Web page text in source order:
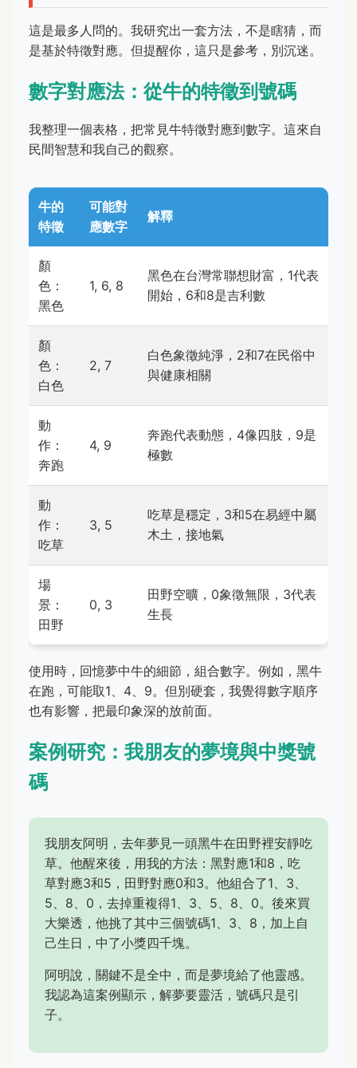
這是最多人問的。我研究出一套方法，不是瞎猜，而
是基於特徵對應。但提醒你，這只是參考，別沉迷。
數字對應法：從牛的特徵到號碼
我整理一個表格，把常見牛特徵對應到數字。這來自
民間智慧和我自己的觀察。
牛的
特徵
可能對
應數字
解釋
顏
色：
黑色
1, 6, 8
黑色在台灣常聯想財富，1代表
開始，6和8是吉利數
顏
色：
白色
2, 7
白色象徵純淨，2和7在民俗中
與健康相關
動
作：
奔跑
4, 9
奔跑代表動態，4像四肢，9是
極數
動
作：
吃草
3, 5
吃草是穩定，3和5在易經中屬
木土，接地氣
場
景：
田野
0, 3
田野空曠，0象徵無限，3代表
生長
使用時，回憶夢中牛的細節，組合數字。例如，黑牛
在跑，可能取1、4、9。但別硬套，我覺得數字順序
也有影響，把最印象深的放前面。
案例研究：我朋友的夢境與中獎號
碼
我朋友阿明，去年夢見一頭黑牛在田野裡安靜吃
草。他醒來後，用我的方法：黑對應1和8，吃
草對應3和5，田野對應0和3。他組合了1、3、
5、8、0，去掉重複得1、3、5、8、0。後來買
大樂透，他挑了其中三個號碼1、3、8，加上自
己生日，中了小獎四千塊。
阿明說，關鍵不是全中，而是夢境給了他靈感。
我認為這案例顯示，解夢要靈活，號碼只是引
子。